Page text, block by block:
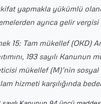
yapmakla yükümlü
ayrıca gelir vergisi
15: Tam mükellef (OKD)
193 sayılı
mükellef (M)’nin
hizmeti karşılığında